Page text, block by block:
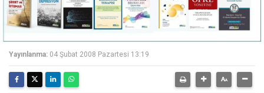
Yayınlanma: 04 Şubat 2008 Pazartesi 13:19